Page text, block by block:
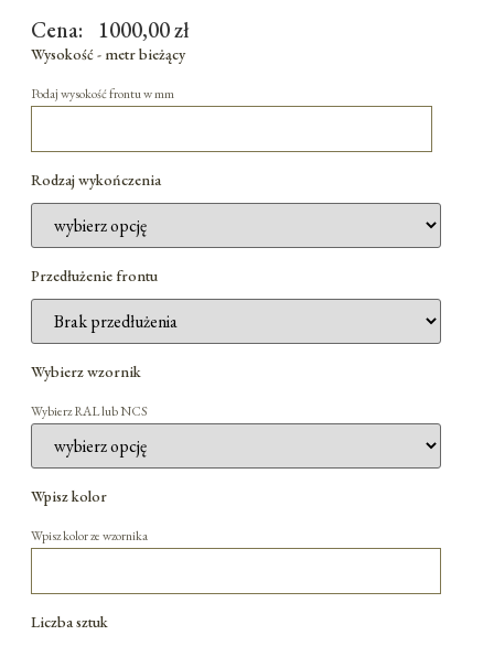
Cena: 1000,00zł
Wysokość - metr bieżący
Podaj wysokość frontu w mm
Rodzaj wykończenia
Przedłużenie frontu
Wybierz wzornik
Wybierz RAL lub NCS
Wpisz kolor
Wpisz kolor ze wzornika
Liczba sztuk